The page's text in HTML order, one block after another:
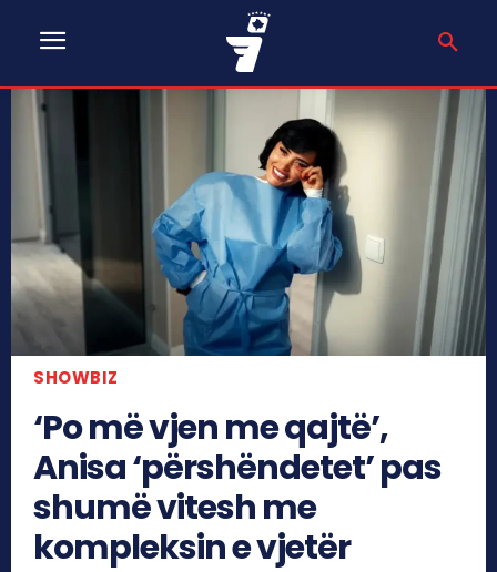
SHOWBIZ
‘Po më vjen me qajtë’,
Anisa ‘përshëndetet’ pas
shumë vitesh me
kompleksin e vjetër